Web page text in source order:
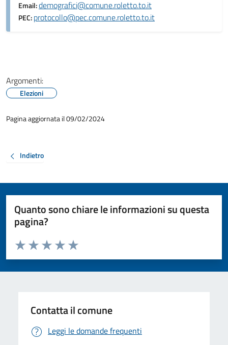
Email:demografici@comune.roletto.to.it
PEC:protocollo@pec.comune.roletto.to.it
Argomenti:
Elezioni
Pagina aggiornata il 09/02/2024
Indietro
Quanto sono chiare le informazioni su questa
pagina?
Valuta da 1 a 5 stelle la pagina
Valuta 5 stelle su 5
Valuta 4 stelle su 5
Valuta 3 stelle su 5
Valuta 2 stelle su 5
Valuta 1 stelle su 5
Contatta il comune
Leggi le domande frequenti